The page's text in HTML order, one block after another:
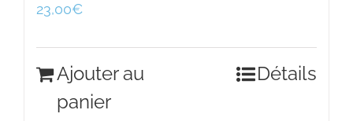
23,00€
Ajouter au
panier
Détails